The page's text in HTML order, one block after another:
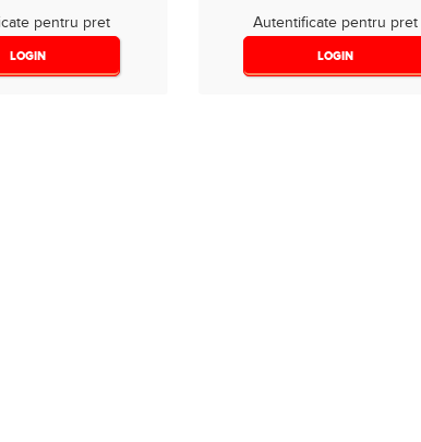
pentru pret
LOGIN
Autentificate pentru pret
LOGIN